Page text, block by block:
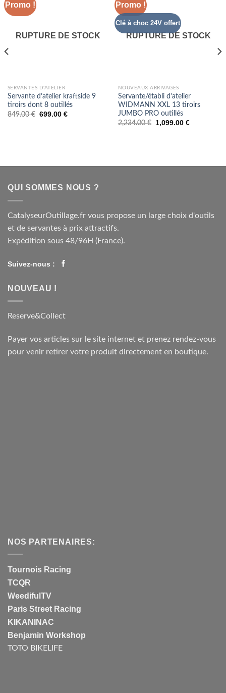
Promo !
RUPTURE DE STOCK
SERVANTES D'ATELIER
Servante d’atelier kraftside 9
tiroirs dont 8 outillés
849.00€ 699.00 €
Promo !
Clé à choc 24V offert
RUPTURE DE STOCK
NOUVEAUX ARRIVAGES
Servante/établi d’atelier
WIDMANN XXL 13 tiroirs
JUMBO PRO outillés
2,234.00€ 1,099.00 €
QUI SOMMES NOUS ?
CatalyseurOutillage.fr vous propose un large choix d'outils
et de servantes à prix attractifs.
Expédition sous 48/96H (France).
Suivez-nous :
NOUVEAU !
Reserve&Collect
Payer vos articles sur le site internet et prenez rendez-vous
pour venir retirer votre produit directement en boutique.
NOS PARTENAIRES:
Tournois Racing
TCQR
WeedifulTV
Paris Street Racing
KIKANINAC
Benjamin Workshop
TOTO BIKELIFE